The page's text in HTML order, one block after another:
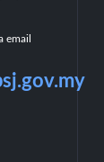
email